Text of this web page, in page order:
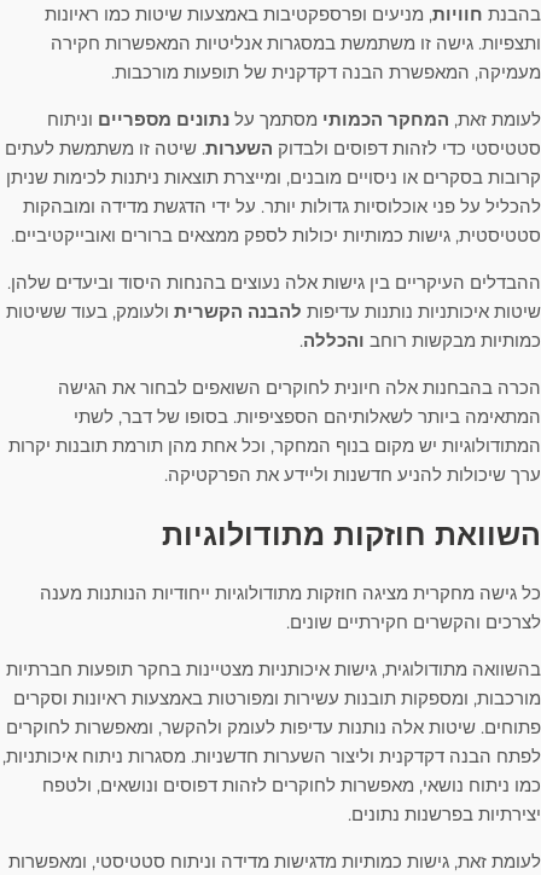
בהבנת חוויות, מניעים ופרספקטיבות באמצעות שיטות כמו ראיונות
ותצפיות. גישה זו משתמשת במסגרות אנליטיות המאפשרות חקירה
מעמיקה, המאפשרת הבנה דקדקנית של תופעות מורכבות.
לעומת זאת, המחקר הכמותי מסתמך על נתונים מספריים וניתוח
סטטיסטי כדי לזהות דפוסים ולבדוק השערות. שיטה זו משתמשת לעתים
קרובות בסקרים או ניסויים מובנים, ומייצרת תוצאות ניתנות לכימות שניתן
להכליל על פני אוכלוסיות גדולות יותר. על ידי הדגשת מדידה ומובהקות
סטטיסטית, גישות כמותיות יכולות לספק ממצאים ברורים ואובייקטיביים.
ההבדלים העיקריים בין גישות אלה נעוצים בהנחות היסוד וביעדים שלהן.
שיטות איכותניות נותנות עדיפות להבנה הקשרית ולעומק, בעוד ששיטות
כמותיות מבקשות רוחב והכללה.
הכרה בהבחנות אלה חיונית לחוקרים השואפים לבחור את הגישה
המתאימה ביותר לשאלותיהם הספציפיות. בסופו של דבר, לשתי
המתודולוגיות יש מקום בנוף המחקר, וכל אחת מהן תורמת תובנות יקרות
ערך שיכולות להניע חדשנות וליידע את הפרקטיקה.
השוואת חוזקות מתודולוגיות
כל גישה מחקרית מציגה חוזקות מתודולוגיות ייחודיות הנותנות מענה
לצרכים והקשרים חקירתיים שונים.
בהשוואה מתודולוגית, גישות איכותניות מצטיינות בחקר תופעות חברתיות
מורכבות, ומספקות תובנות עשירות ומפורטות באמצעות ראיונות וסקרים
פתוחים. שיטות אלה נותנות עדיפות לעומק ולהקשר, ומאפשרות לחוקרים
לפתח הבנה דקדקנית וליצור השערות חדשניות. מסגרות ניתוח איכותניות,
כמו ניתוח נושאי, מאפשרות לחוקרים לזהות דפוסים ונושאים, ולטפח
יצירתיות בפרשנות נתונים.
לעומת זאת, גישות כמותיות מדגישות מדידה וניתוח סטטיסטי, ומאפשרות